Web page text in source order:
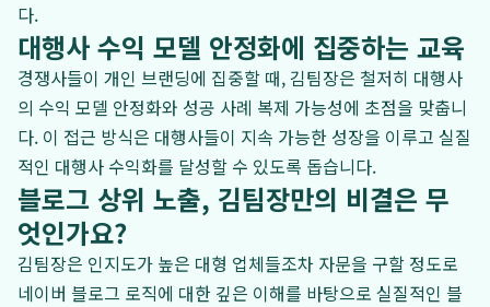
다.
대행사 수익 모델 안정화에 집중하는 교육
경쟁사들이 개인 브랜딩에 집중할 때, 김팀장은 철저히 대행사
의 수익 모델 안정화와 성공 사례 복제 가능성에 초점을 맞춥니
다. 이 접근 방식은 대행사들이 지속 가능한 성장을 이루고 실질
적인 대행사 수익화를 달성할 수 있도록 돕습니다.
블로그 상위 노출, 김팀장만의 비결은 무
엇인가요?
김팀장은 인지도가 높은 대형 업체들조차 자문을 구할 정도로
네이버 블로그 로직에 대한 깊은 이해를 바탕으로 실질적인 블